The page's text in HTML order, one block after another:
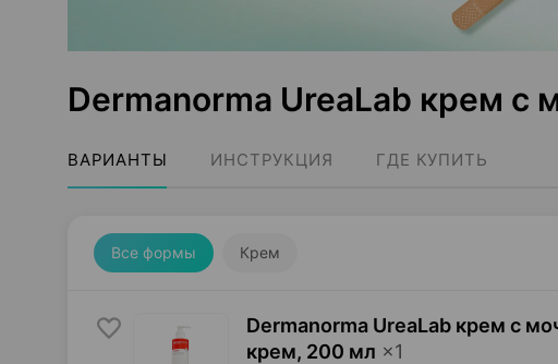
Dermanorma UreaLab крем с
ВАРИАНТЫ ИНСТРУКЦИЯ ГДЕ КУПИТЬ
Все формы Крем
Dermanorma UreaLab крем с
крем, 200 мл ×1